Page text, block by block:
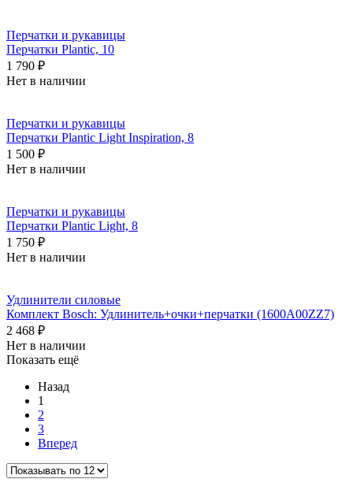
Перчатки и рукавицы
Перчатки Plantic, 10
1 790 ₽
Нет в наличии
Перчатки и рукавицы
Перчатки Plantic Light Inspiration, 8
1 500 ₽
Нет в наличии
Перчатки и рукавицы
Перчатки Plantic Light, 8
1 750 ₽
Нет в наличии
Удлинители силовые
Комплект Bosch: Удлинитель+очки+перчатки (1600A00ZZ7)
2 468 ₽
Нет в наличии
Показать ещё
Назад
1
2
3
Вперед